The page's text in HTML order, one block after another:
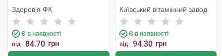
Здоров'я ФК
Є в наявності
від 84.70 грн
Київський вітамінний завод
Є в наявності
від 94.30 грн